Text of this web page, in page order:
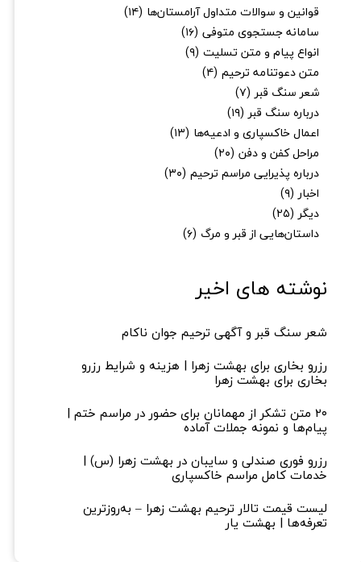
★
نوشته های اخیر
شعر سنگ قبر و آگهی ترحیم جوان ناکام
رزرو بخاری برای بهشت زهرا | هزینه و شرایط رزرو
بخاری برای بهشت زهرا
۲۰ متن تشکر از مهمانان برای حضور در مراسم ختم |
پیام‌ها و نمونه جملات آماده
رزرو فوری صندلی و سایبان در بهشت زهرا (س) |
خدمات کامل مراسم خاکسپاری
لیست قیمت تالار ترحیم بهشت زهرا – به‌روزترین
تعرفه‌ها | بهشت یار
قوانین و سوالات متداول آرامستان‌ها (۱۴)
سامانه جستجوی متوفی (۱۶)
انواع پیام و متن تسلیت (۹)
متن دعوتنامه ترحیم (۴)
شعر سنگ قبر (۷)
درباره سنگ قبر (۱۹)
اعمال خاکسپاری و ادعیه‌ها (۱۳)
مراحل کفن و دفن (۲۰)
درباره پذیرایی مراسم ترحیم (۳۰)
اخبار (۹)
دیگر (۲۵)
داستان‌هایی از قبر و مرگ (۶)